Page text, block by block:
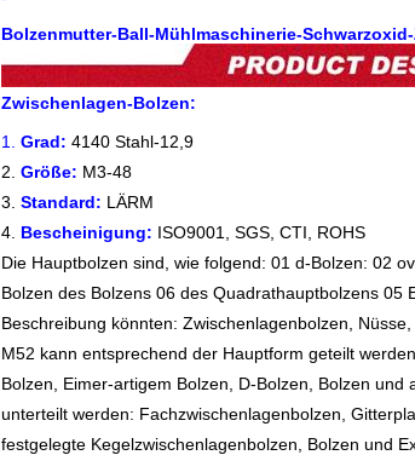
Bolzenmutter-Ball-Mühlmaschinerie-
Zwischenlagen-Bolzen:
1. Grad: 4140 Stahl-12,9
2. Größe: M3-48
3. Standard: LÄRM
4. Bescheinigung: ISO9001, SGS, CTI, ROHS
Die Hauptbolzen sind, wie folgend: 01 d-Bolzen: 02
Bolzen des Bolzens 06 des Quadrathauptbolzens
Beschreibung könnten: Zwischenlagenbolzen,
M52 kann entsprechend der Hauptform geteilt
Bolzen, Eimer-artigem Bolzen, D-Bolzen, Bolzen
unterteilt werden: Fachzwischenlagenbolzen,
festgelegte Kegelzwischenlagenbolzen, Bolzen und